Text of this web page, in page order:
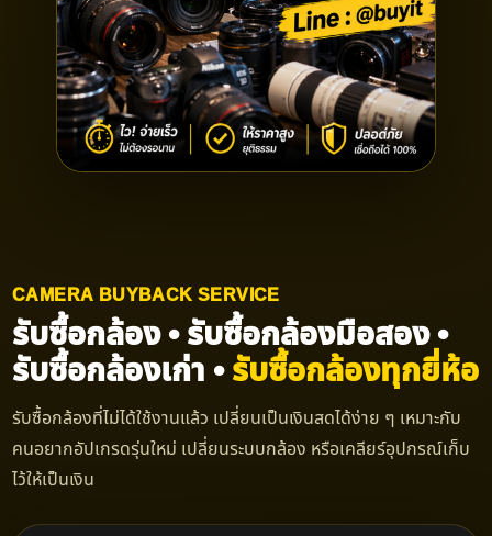
CAMERA BUYBACK SERVICE
รับซื้อกล้อง • รับซื้อกล้องมือสอง •
รับซื้อกล้องเก่า •รับซื้อกล้องทุกยี่ห้อ
รับซื้อกล้องที่ไม่ได้ใช้งานแล้ว เปลี่ยนเป็นเงินสดได้ง่าย ๆ เหมาะกับ
คนอยากอัปเกรดรุ่นใหม่ เปลี่ยนระบบกล้อง หรือเคลียร์อุปกรณ์เก็บ
ไว้ให้เป็นเงิน